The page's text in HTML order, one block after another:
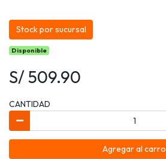
Stock por sucursal
Disponible
S/ 509.90
CANTIDAD
Agregar al carro